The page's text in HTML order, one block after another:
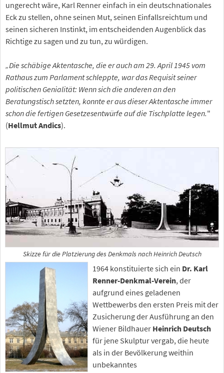
ungerecht wäre, Karl Renner einfach in ein deutschnationales
Eck zu stellen, ohne seinen Mut, seinen Einfallsreichtum und
seinen sicheren Instinkt, im entscheidenden Augenblick das
Richtige zu sagen und zu tun, zu würdigen.
„Die schäbige Aktentasche, die er auch am 29. April 1945 vom
Rathaus zum Parlament schleppte, war das Requisit seiner
politischen Genialität: Wenn sich die anderen an den
Beratungstisch setzten, konnte er aus dieser Aktentasche immer
schon die fertigen Gesetzesentwürfe auf die Tischplatte legen."
(Hellmut Andics).
Skizze für die Platzierung des Denkmals nach Heinrich Deutsch
1964 konstituierte sich ein Dr. Karl
Renner-Denkmal-Verein, der
aufgrund eines geladenen
Wettbewerbs den ersten Preis mit der
Zusicherung der Ausführung an den
Wiener Bildhauer Heinrich Deutsch
für jene Skulptur vergab, die heute
als in der Bevölkerung weithin
unbekanntes